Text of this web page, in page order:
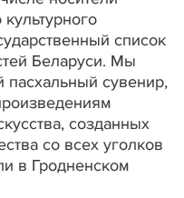
список
Беларуси. Мы
сувенир,
созданных
со всех уголков
в Гродненском